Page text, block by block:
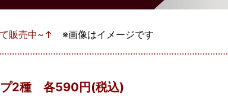
販売中~↑
※画像はイメージです
プ2種 各590円(税込)